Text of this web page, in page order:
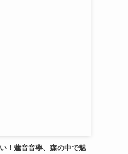
！蓮音音寧、森の中で魅